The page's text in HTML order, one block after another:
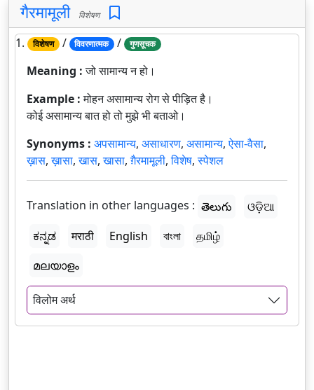
गैरमामूली विशेषण
1. विशेषण / विवरणात्मक / गुणसूचक
Meaning :जो सामान्य न हो।
Example :मोहन असामान्य रोग से पीड़ित है।
कोई असामान्य बात हो तो मुझे भी बताओ।
Synonyms : अपसामान्य, असाधारण, असामान्य,ऐसा-वैसा,
ख़ास,ख़ासा,खास,खासा,ग़ैरमामूली,विशेष,स्पेशल
Translation in other languages : తెలుగు
ଓଡ଼ିଆ
ಕನ್ನಡ
मराठी English বাংলা
தமிழ்
മലയാളം
विलोम अर्थ